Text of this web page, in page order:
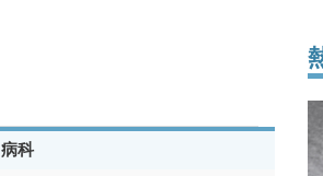
病科